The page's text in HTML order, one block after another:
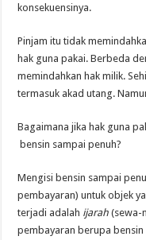
konsekuensinya.
Pinjam itu tidak
hak guna pakai. Berbeda
memindahkan hak milik.
termasuk akad utang.
Bagaimana jika hak guna
bensin sampai penuh?
Mengisi bensin sampai
pembayaran) untuk objek
terjadi adalah ijarah (sewa-
pembayaran berupa